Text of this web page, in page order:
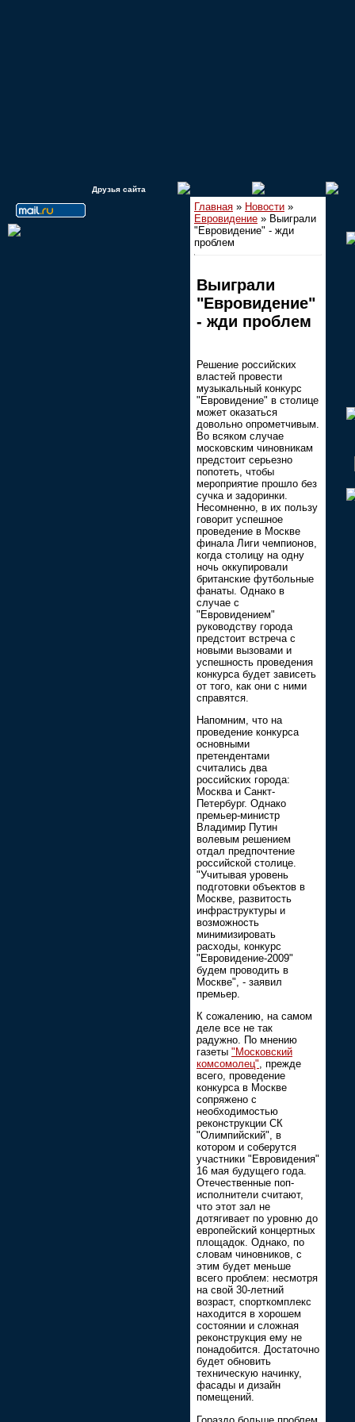
Друзья сайта
Главная » Новости »
Евровидение » Выиграли
"Евровидение" - жди
проблем
Выиграли
"Евровидение"
- жди проблем
Решение российских
властей провести
музыкальный конкурс
"Евровидение" в столице
может оказаться
довольно опрометчивым.
Во всяком случае
московским чиновникам
предстоит серьезно
попотеть, чтобы
мероприятие прошло без
сучка и задоринки.
Несомненно, в их пользу
говорит успешное
проведение в Москве
финала Лиги чемпионов,
когда столицу на одну
ночь оккупировали
британские футбольные
фанаты. Однако в
случае с
"Евровидением"
руководству города
предстоит встреча с
новыми вызовами и
успешность проведения
конкурса будет зависеть
от того, как они с ними
справятся.
Напомним, что на
проведение конкурса
основными
претендентами
считались два
российских города:
Москва и Санкт-
Петербург. Однако
премьер-министр
Владимир Путин
волевым решением
отдал предпочтение
российской столице.
"Учитывая уровень
подготовки объектов в
Москве, развитость
инфраструктуры и
возможность
минимизировать
расходы, конкурс
"Евровидение-2009"
будем проводить в
Москве", - заявил
премьер.
К сожалению, на самом
деле все не так
радужно. По мнению
газеты "Московский
комсомолец", прежде
всего, проведение
конкурса в Москве
сопряжено с
необходимостью
реконструкции СК
"Олимпийский", в
котором и соберутся
участники "Евровидения"
16 мая будущего года.
Отечественные поп-
исполнители считают,
что этот зал не
дотягивает по уровню до
европейский концертных
площадок. Однако, по
словам чиновников, с
этим будет меньше
всего проблем: несмотря
на свой 30-летний
возраст, спорткомплекс
находится в хорошем
состоянии и сложная
реконструкция ему не
понадобится. Достаточно
будет обновить
техническую начинку,
фасады и дизайн
помещений.